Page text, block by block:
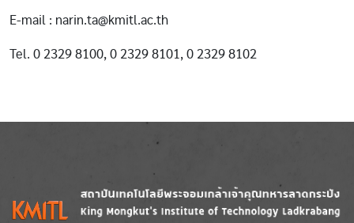
E-mail : narin.ta@kmitl.ac.th
Tel. 0 2329 8100, 0 2329 8101, 0 2329 8102
Image